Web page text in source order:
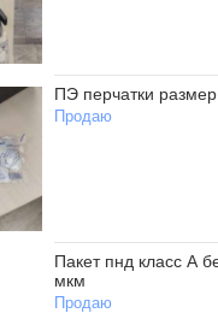
ПЭ перчатки
Продаю
Пакет пнд класс А
мкм
Продаю